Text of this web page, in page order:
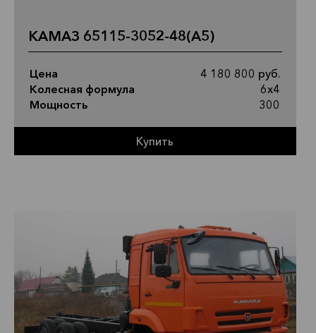
КАМАЗ 65115-3052-48(A5)
Цена
4 180 800 руб.
Колесная формула
6х4
Мощность
300
Купить